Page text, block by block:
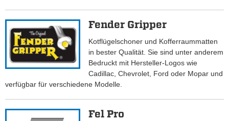
Fender Gripper
Kotflügelschoner und Kofferraummatten
in bester Qualität. Sie sind unter anderem
Bedruckt mit Hersteller-Logos wie
Cadillac, Chevrolet, Ford oder Mopar und
verfügbar für verschiedene Modelle.
Fel Pro